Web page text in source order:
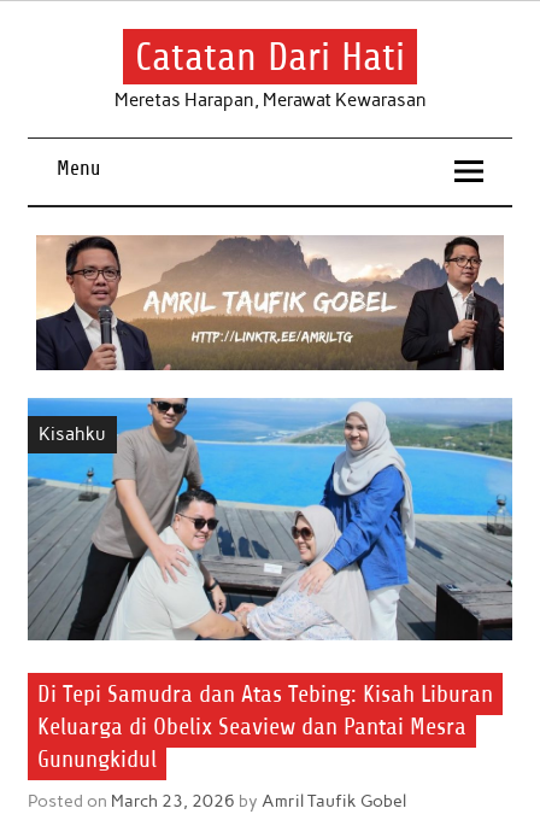
Skip
Catatan Dari Hati
Meretas Harapan, Merawat Kewarasan
Menu
Kisahku
Di Tepi Samudra dan Atas Tebing: Kisah Liburan
Keluarga di Obelix Seaview dan Pantai Mesra
Gunungkidul
Posted on March 23, 2026 by Amril Taufik Gobel